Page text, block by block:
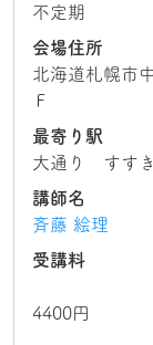
不定期
会場住所
北海道札幌市
Ｆ
最寄り駅
大通り すす
講師名
斉藤 絵理
受講料
4400円